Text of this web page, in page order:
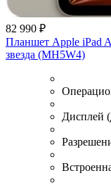
82 990 ₽
Планшет Apple iPad
звезда (MH5W4)
Дисплей